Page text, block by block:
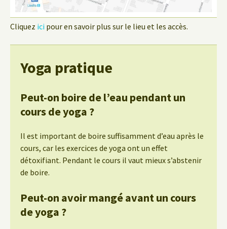
Cliquez ici pour en savoir plus sur le lieu et les accès.
Yoga pratique
Peut-on boire de l’eau pendant un
cours de yoga ?
Il est important de boire suffisamment d’eau après le
cours, car les exercices de yoga ont un effet
détoxifiant. Pendant le cours il vaut mieux s’abstenir
de boire.
Peut-on avoir mangé avant un cours
de yoga ?